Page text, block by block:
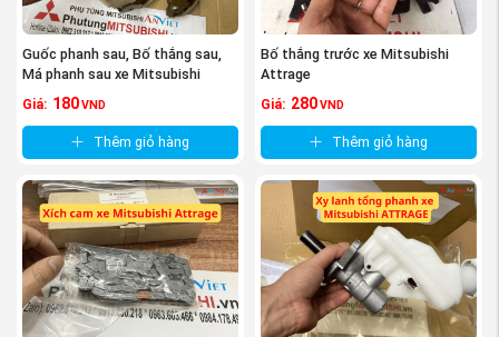
Guốc phanh sau, Bố thắng sau,
Má phanh sau xe Mitsubishi
Attrage
Giá: 180 VND
Thêm giỏ hàng
Bố thắng trước xe Mitsubishi
Attrage
Giá: 280 VND
Thêm giỏ hàng